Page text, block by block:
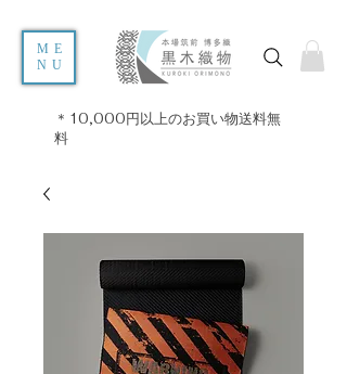
ME
NU
＊10,000円以上のお買い物送料無
料